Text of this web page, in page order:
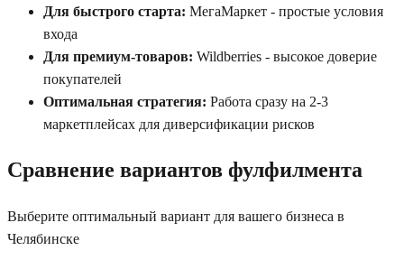
Для быстрого старта: МегаМаркет - простые условия
входа
Для премиум-товаров: Wildberries - высокое доверие
покупателей
Оптимальная стратегия: Работа сразу на 2-3
маркетплейсах для диверсификации рисков
Сравнение вариантов фулфилмента
Выберите оптимальный вариант для вашего бизнеса в
Челябинске